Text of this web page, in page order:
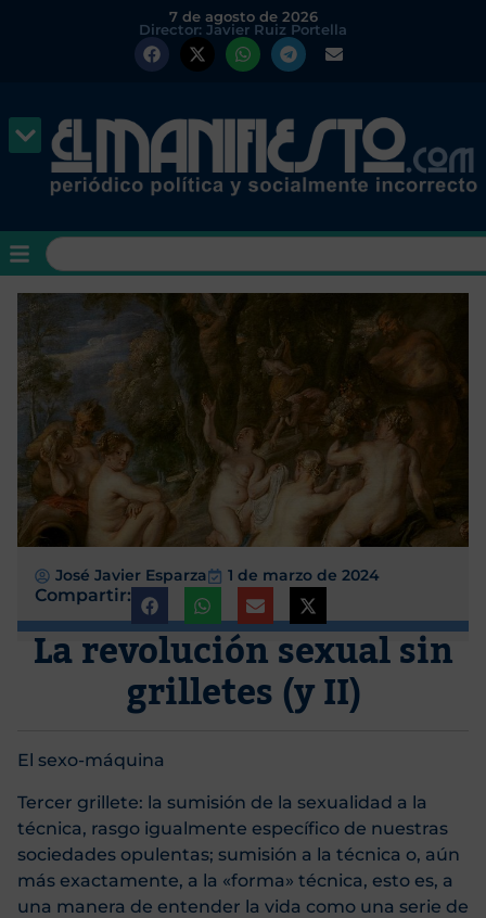
7 de agosto de 2026
Director: Javier Ruiz Portella
José Javier Esparza 1 de marzo de 2024
Compartir:
La revolución sexual sin
grilletes (y II)
El sexo-máquina
Tercer grillete: la sumisión de la sexualidad a la
técnica, rasgo igualmente específico de nuestras
sociedades opulentas; sumisión a la técnica o, aún
más exactamente, a la «forma» técnica, esto es, a
una manera de entender la vida como una serie de